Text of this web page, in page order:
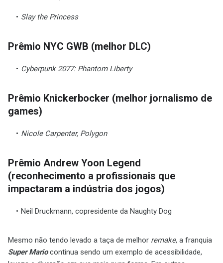
Slay the Princess
Prêmio NYC GWB (melhor DLC)
Cyberpunk 2077: Phantom Liberty
Prêmio Knickerbocker (melhor jornalismo de
games)
Nicole Carpenter, Polygon
Prêmio Andrew Yoon Legend
(reconhecimento a profissionais que
impactaram a indústria dos jogos)
Neil Druckmann, copresidente da Naughty Dog
Mesmo não tendo levado a taça de melhor remake, a franquia
Super Mariocontinua sendo um exemplo de acessibilidade,